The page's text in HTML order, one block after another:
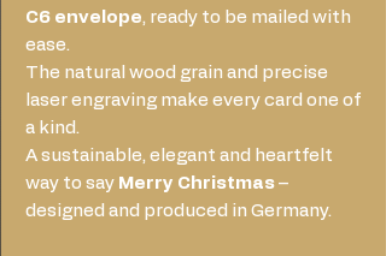
C6 envelope, ready to be mailed with
ease.
The natural wood grain and precise
laser engraving make every card one of
a kind.
A sustainable, elegant and heartfelt
way to say Merry Christmas –
designed and produced in Germany.